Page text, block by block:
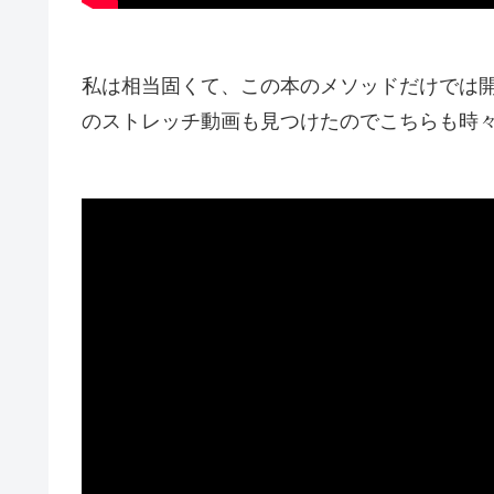
私は相当固くて、この本のメソッドだけでは
のストレッチ動画も見つけたのでこちらも時